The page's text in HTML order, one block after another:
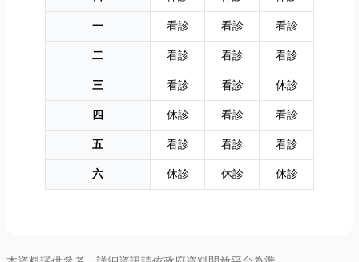
一
看診 看診
看診
二
看診 看診
看診
三
看診 看診
休診
四
休診 看診
看診
五
看診 看診
看診
六
休診 休診 休診